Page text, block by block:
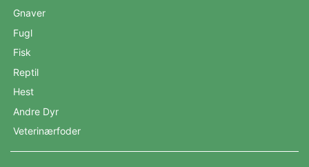
Gnaver
Fugl
Fisk
Reptil
Hest
Andre Dyr
Veterinærfoder